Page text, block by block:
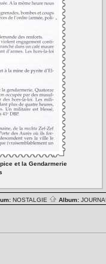
et la Gendarmerie
NOSTALGIE Album: